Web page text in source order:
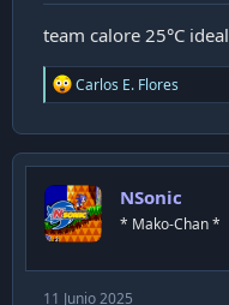
team calore 25°C ideal
R
e
c
t
o
n
s
Carlos E. Flores
NSonic
* Mako-Chan *
11 Junio 2025